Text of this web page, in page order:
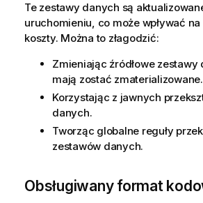
Te zestawy danych są
uruchomieniu, co może wpływać
koszty. Można to złagodzić:
Zmieniając źródłowe zestawy
mają zostać zmaterializowane.
Korzystając z jawnych
danych.
Tworząc globalne reguły
zestawów danych.
Obsługiwany format